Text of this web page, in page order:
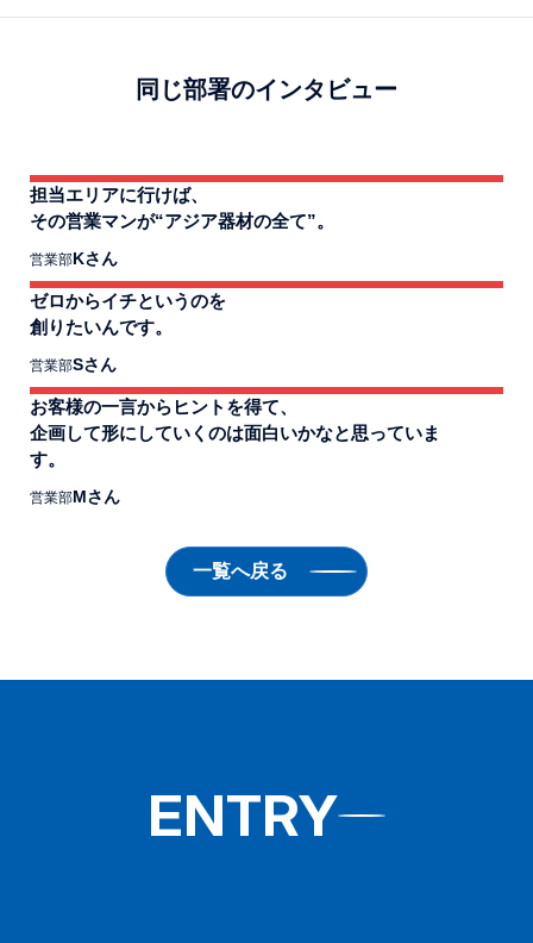
同じ部署のインタビュー
担当エリアに行けば、
その営業マンが“アジア器材の全て”。
営業部Kさん
ゼロからイチというのを
創りたいんです。
営業部Sさん
お客様の一言からヒントを得て、
企画して形にしていくのは面白いかなと思っていま
す。
営業部Mさん
一覧へ戻る
ENTRY